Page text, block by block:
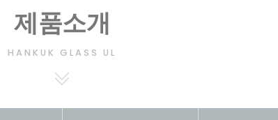
제품소개
HANKUK GLASS UL